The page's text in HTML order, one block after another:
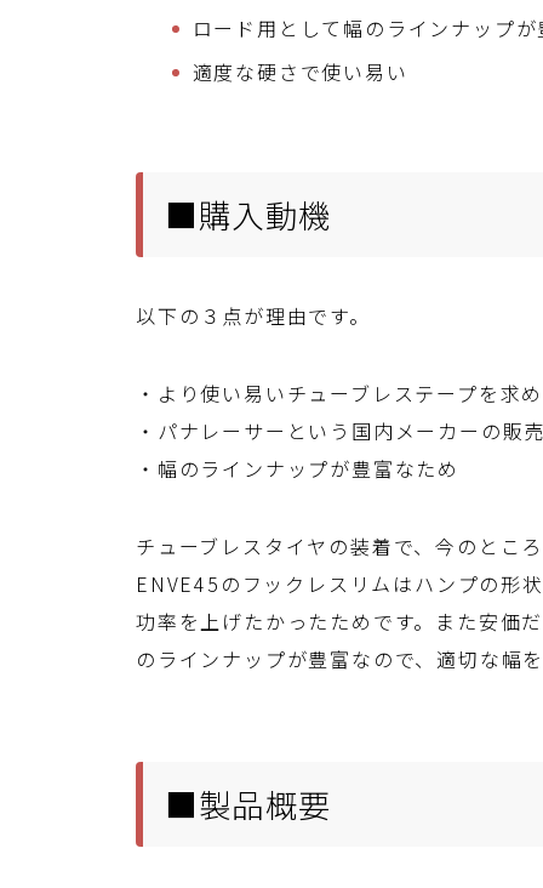
ロード用として幅のラインナップ
適度な硬さで使い易い
■購入動機
以下の３点が理由です。
・より使い易いチューブレステープを求
・パナレーサーという国内メーカーの販
・幅のラインナップが豊富なため
チューブレスタイヤの装着で、今のとこ
ENVE45のフックレスリムはハンプの形
功率を上げたかったためです。また安価
のラインナップが豊富なので、適切な幅
■製品概要